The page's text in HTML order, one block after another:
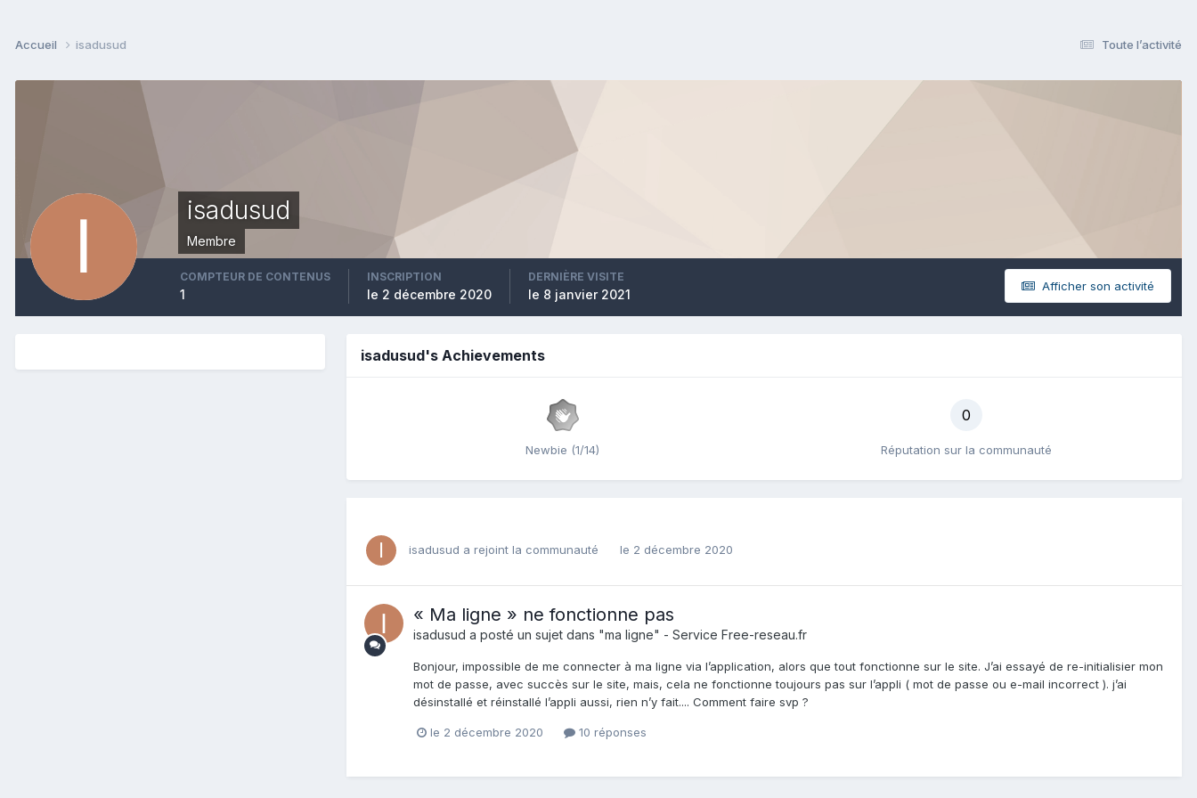
Toute l’activité
Accueil isadusud
isadusud
Membre
Afficher son activité
COMPTEUR DE CONTENUS
1
INSCRIPTION
le 2 décembre 2020
DERNIÈRE VISITE
le 8 janvier 2021
isadusud's Achievements
Newbie (1/14)
0
Réputation sur la communauté
isadusud a rejoint la communauté le 2 décembre 2020
« Ma ligne » ne fonctionne pas
isadusud a posté un sujet dans "ma ligne" - Service Free-reseau.fr
Bonjour, impossible de me connecter à ma ligne via l’application, alors que tout fonctionne sur le site. J’ai essayé de re-initialisier mon
mot de passe, avec succès sur le site, mais, cela ne fonctionne toujours pas sur l’appli ( mot de passe ou e-mail incorrect ). j’ai
désinstallé et réinstallé l’appli aussi, rien n’y fait.... Comment faire svp ?
le 2 décembre 2020 10 réponses